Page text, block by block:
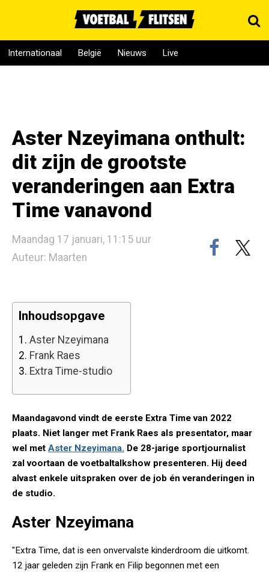
Internationaal België Nieuws Live
Aster Nzeyimana onthult:
dit zijn de grootste
veranderingen aan Extra
Time vanavond
Maandag 17 januari, 11:15 uur
Auteur: Maarten
Inhoudsopgave
1. Aster Nzeyimana
2. Frank Raes
3. Extra Time-studio
Maandagavond vindt de eerste Extra Time van 2022
plaats. Niet langer met Frank Raes als presentator, maar
wel met Aster Nzeyimana. De 28-jarige sportjournalist
zal voortaan de voetbaltalkshow presenteren. Hij deed
alvast enkele uitspraken over de job én veranderingen in
de studio.
Aster Nzeyimana
"Extra Time, dat is een onvervalste kinderdroom die uitkomt.
12 jaar geleden zijn Frank en Filip begonnen met een